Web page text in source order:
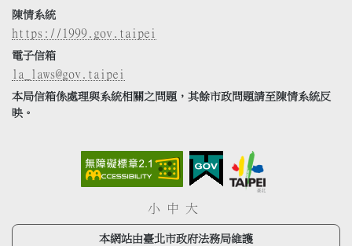
陳情系統
https://1999.gov.taipei
電子信箱
la_laws@gov.taipei
本局信箱係處理與系統相關之問題，其餘市政問題請至陳情系統反
映。
小 中 大
本網站由臺北市政府法務局維護